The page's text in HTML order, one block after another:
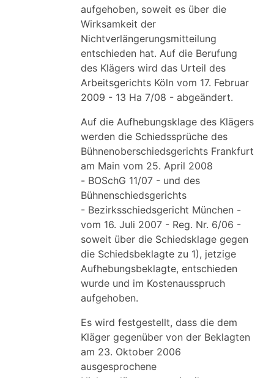
aufgehoben, soweit es über die
Wirksamkeit der
Nichtverlängerungsmitteilung
entschieden hat. Auf die Berufung
des Klägers wird das Urteil des
Arbeitsgerichts Köln vom 17. Februar
2009 - 13 Ha 7/08 - abgeändert.
Auf die Aufhebungsklage des Klägers
werden die Schiedssprüche des
Bühnenoberschiedsgerichts Frankfurt
am Main vom 25. April 2008
- BOSchG 11/07 - und des
Bühnenschiedsgerichts
- Bezirksschiedsgericht München -
vom 16. Juli 2007 - Reg. Nr. 6/06 -
soweit über die Schiedsklage gegen
die Schiedsbeklagte zu 1), jetzige
Aufhebungsbeklagte, entschieden
wurde und im Kostenausspruch
aufgehoben.
Es wird festgestellt, dass die dem
Kläger gegenüber von der Beklagten
am 23. Oktober 2006
ausgesprochene